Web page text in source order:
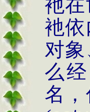
衪
衪
对
么
名